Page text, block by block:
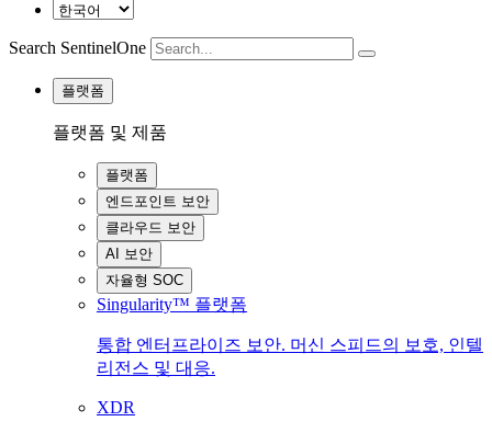
Search SentinelOne
플랫폼
플랫폼 및 제품
플랫폼
엔드포인트 보안
클라우드 보안
AI 보안
자율형 SOC
Singularity™ 플랫폼
통합 엔터프라이즈 보안. 머신 스피드의 보호, 인텔
리전스 및 대응.
XDR